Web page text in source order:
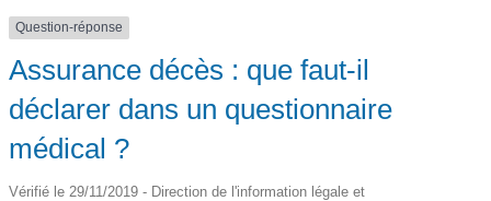
Question-réponse
Assurance décès : que faut-il
déclarer dans un questionnaire
médical ?
Vérifié le 29/11/2019 - Direction de l'information légale et